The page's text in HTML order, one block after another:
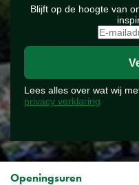
Blijft op de hoogte van
Lees alles over wat wij
privacy verklaring
Openingsuren